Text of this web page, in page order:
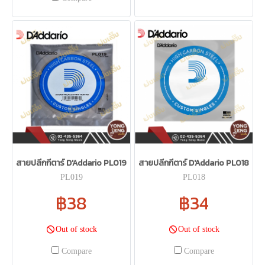
สายปลีกกีตาร์ D'Addario PL019
PL019
฿38
Out of stock
Compare
สายปลีกกีตาร์ D'Addario PL018
PL018
฿34
Out of stock
Compare